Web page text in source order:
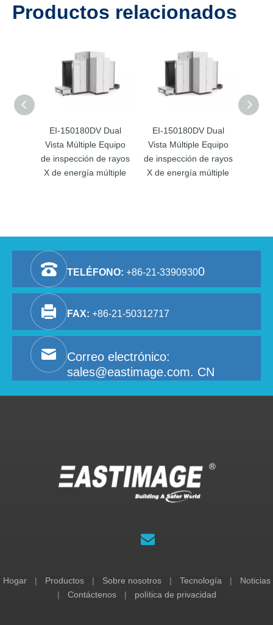
Productos relacionados
EI-150180DV Dual
Vista Múltiple Equipo
de inspección de rayos
X de energía múltiple
EI-150180DV Dual
Vista Múltiple Equipo
de inspección de rayos
X de energía múltiple
TELÉFONO: +86-21-33909300
FAX: +86-21-50312717
Correo electrónico:
sales@eastimage.com. CN
Hogar | Productos | Sobre nosotros | Tecnología |
Noticias
|
Contáctenos | política de privacidad